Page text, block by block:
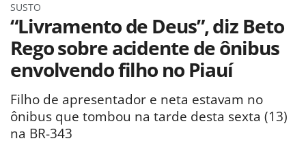
SUSTO
“Livramento de Deus”, diz Beto
Rego sobre acidente de ônibus
envolvendo filho no Piauí
Filho de apresentador e neta estavam no
ônibus que tombou na tarde desta sexta (13)
na BR-343